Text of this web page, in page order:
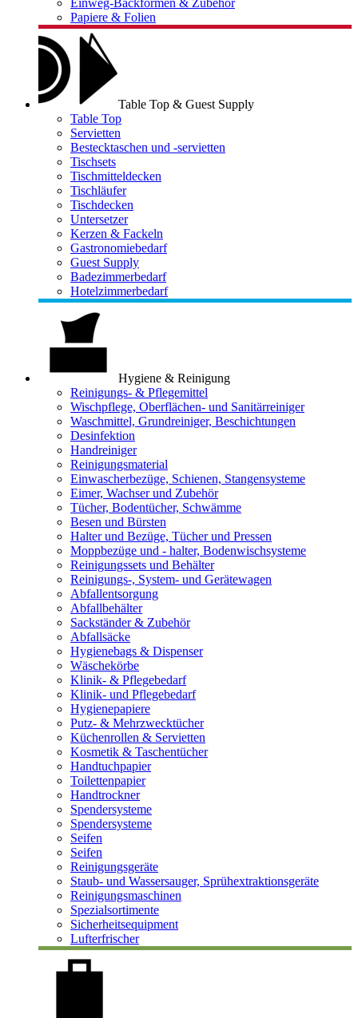
Einweg-Backformen & Zubehör
Papiere & Folien
Table Top & Guest Supply
Table Top
Servietten
Bestecktaschen und -servietten
Tischsets
Tischmitteldecken
Tischläufer
Tischdecken
Untersetzer
Kerzen & Fackeln
Gastronomiebedarf
Guest Supply
Badezimmerbedarf
Hotelzimmerbedarf
Hygiene & Reinigung
Reinigungs- & Pflegemittel
Wischpflege, Oberflächen- und Sanitärreiniger
Waschmittel, Grundreiniger, Beschichtungen
Desinfektion
Handreiniger
Reinigungsmaterial
Einwascherbezüge, Schienen, Stangensysteme
Eimer, Wachser und Zubehör
Tücher, Bodentücher, Schwämme
Besen und Bürsten
Halter und Bezüge, Tücher und Pressen
Moppbezüge und - halter, Bodenwischsysteme
Reinigungssets und Behälter
Reinigungs-, System- und Gerätewagen
Abfallentsorgung
Abfallbehälter
Sackständer & Zubehör
Abfallsäcke
Hygienebags & Dispenser
Wäschekörbe
Klinik- & Pflegebedarf
Klinik- und Pflegebedarf
Hygienepapiere
Putz- & Mehrzwecktücher
Küchenrollen & Servietten
Kosmetik & Taschentücher
Handtuchpapier
Toilettenpapier
Handtrockner
Spendersysteme
Spendersysteme
Seifen
Seifen
Reinigungsgeräte
Staub- und Wassersauger, Sprühextraktionsgeräte
Reinigungsmaschinen
Spezialsortimente
Sicherheitsequipment
Lufterfrischer